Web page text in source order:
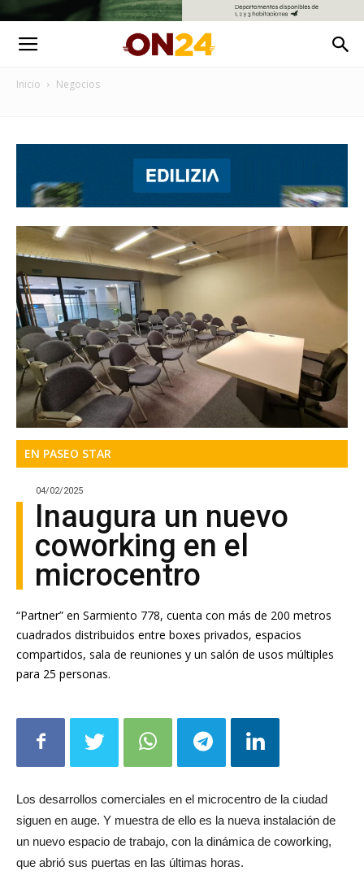
Inicio Negocios
EN PASEO STAR
04/02/2025
Inaugura un nuevo
coworking en el
microcentro
“Partner” en Sarmiento 778, cuenta con más de 200 metros
cuadrados distribuidos entre boxes privados, espacios
compartidos, sala de reuniones y un salón de usos múltiples
para 25 personas.
Los desarrollos comerciales en el microcentro de la ciudad
siguen en auge. Y muestra de ello es la nueva instalación de
un nuevo espacio de trabajo, con la dinámica de coworking,
que abrió sus puertas en las últimas horas.